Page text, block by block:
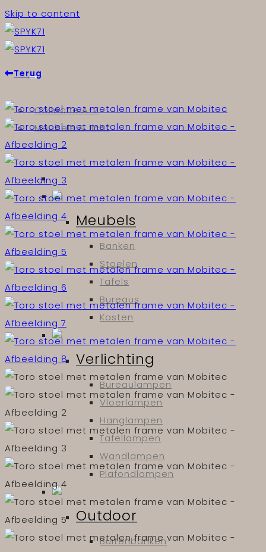
Skip to content
Collectie A-Z
Meubels & licht
Meubels
Banken
Stoelen
Tafels
Bureaus
Kasten
Verlichting
Bureaulampen
Vloerlampen
Hanglampen
Tafellampen
Wandlampen
Plafondlampen
Outdoor
Buitenbanken
Terug